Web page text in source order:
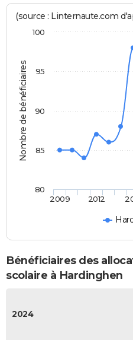
Nombre de bénéficiaires
(source : Linternaute.com
2009 2012
80
85
90
95
100
Bénéficiaires des
scolaire à Hardinghen
2024